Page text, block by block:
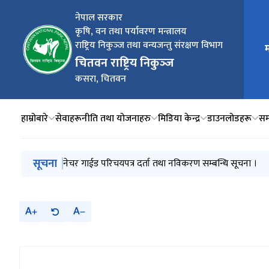
नेपाल सरकार
कृषि, वन तथा पर्यावरण मन्त्रालय
राष्ट्रिय निकुञ्‍ज तथा वन्यजन्तु संरक्षण विभाग
चितवन राष्ट्रिय निकुञ्‍ज
कसरा, चितवन
मुख्य
हाम्रोबारे सेवाहरूनीति तथा योजनाहरु मिडिया केन्द्र डाउनलोडहरू
मुख्य नेभिगेसनमा जानुहोस्
सूचना बोलपत्र आव्हानको सूचना ।
नेचर गाईड परिचयपत्र दर्ता तथा नविकरण सम्बन्धि सूचना ।
बोलपत्र आव्हानको सूचना ।
मौजुदा सूची दर्ता गराउने बारे सूचना
वन्यजन्तुबाट भएको क्षति र राहत वितरण ( २०५५/०५६ -‍-
A A